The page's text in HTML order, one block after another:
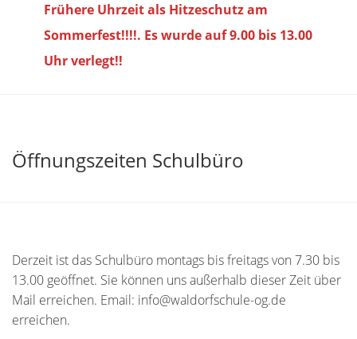
Frühere Uhrzeit als Hitzeschutz am
Sommerfest!!!!. Es wurde auf 9.00 bis 13.00
Uhr verlegt!!
Öffnungszeiten Schulbüro
Derzeit ist das Schulbüro montags bis freitags von 7.30 bis
13.00 geöffnet. Sie können uns außerhalb dieser Zeit über
Mail erreichen. Email: info@waldorfschule-og.de
erreichen.